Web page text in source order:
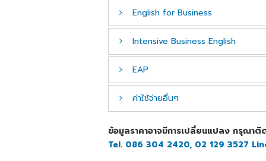
English for Business
ราคา สัปดาห์
ราคาต่อสั
$652
$978
3
$326
$1,304
$1,956
6
$326
Intensive Business English
ราคา
$652
$978
3
$326
$1,304
4
$326
$1,630
5
$326
EAP
ราคา สัปดาห์
$978
3
$326
ค่าใช้จ่ายอื่นๆ
ค่าใช้จ่ายอื่นๆ ราคา
Enrolment
$260
ข้อมูลราคาอาจมีการเปลี่ยนแปลง กรุณาติ
Tel. 086 304 2420, 02 129 3527